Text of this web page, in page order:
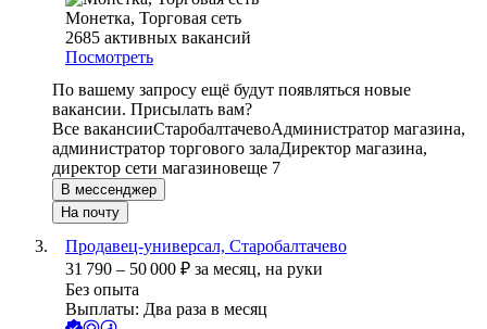
Монетка, Торговая сеть
2685 активных вакансий
Посмотреть
По вашему запросу ещё будут появляться новые
вакансии. Присылать вам?
Все вакансииСтаробалтачевоАдминистратор магазина,
администратор торгового залаДиректор магазина,
директор сети магазиновеще 7
В мессенджер
На почту
Продавец-универсал, Старобалтачево
31 790 – 50 000 ₽ за месяц, на руки
Без опыта
Выплаты: Два раза в месяц